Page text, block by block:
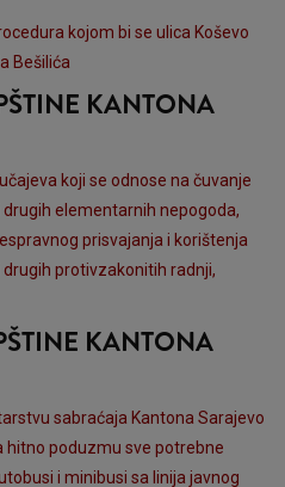
kojom bi se ulica Koševo
Bešilića
KANTONA
koji se odnose na čuvanje
elementarnih nepogoda,
prisvajanja i korištenja
protivzakonitih radnji,
KANTONA
sabraćaja Kantona Sarajevo
hitno poduzmu sve potrebne
i minibusi sa linija javnog